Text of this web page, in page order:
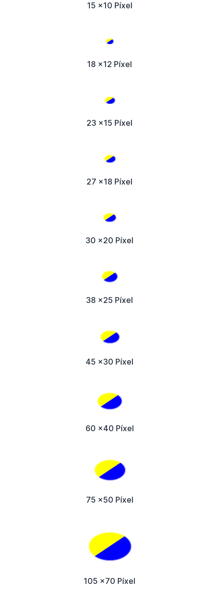
15 x10 Píxel
18 x12 Píxel
23 x15 Píxel
27 x18 Píxel
30 x20 Píxel
38 x25 Píxel
45 x30 Píxel
60 x40 Píxel
75 x50 Píxel
105 x70 Píxel